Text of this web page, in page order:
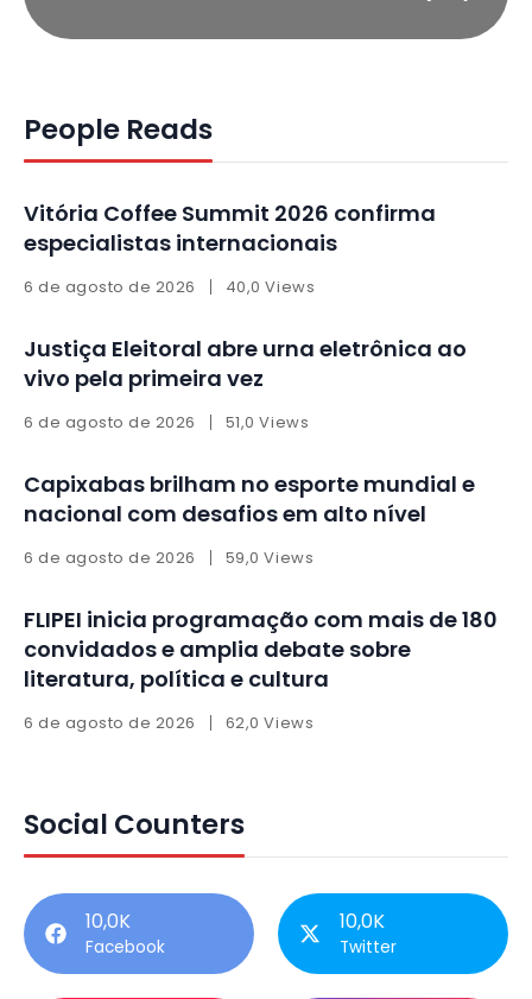
People Reads
Vitória Coffee Summit 2026 confirma
especialistas internacionais
6 de agosto de 2026 40,0 Views
Justiça Eleitoral abre urna eletrônica ao
vivo pela primeira vez
6 de agosto de 2026 51,0 Views
Capixabas brilham no esporte mundial e
nacional com desafios em alto nível
6 de agosto de 2026 59,0 Views
FLIPEI inicia programação com mais de 180
convidados e amplia debate sobre
literatura, política e cultura
6 de agosto de 2026 62,0 Views
Social Counters
10,0K
Facebook
10,0K
Twitter